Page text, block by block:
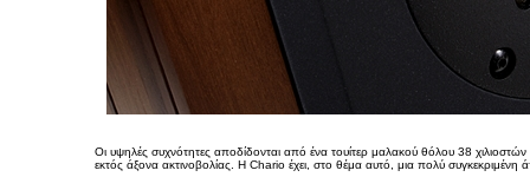
Οι υψηλές συχνότητες αποδίδονται από ένα τουίτερ μαλακού θόλου 38
εκτός άξονα ακτινοβολίας. Η Chario έχει, στο θέμα αυτό, μια πολύ συγκεκριμένη